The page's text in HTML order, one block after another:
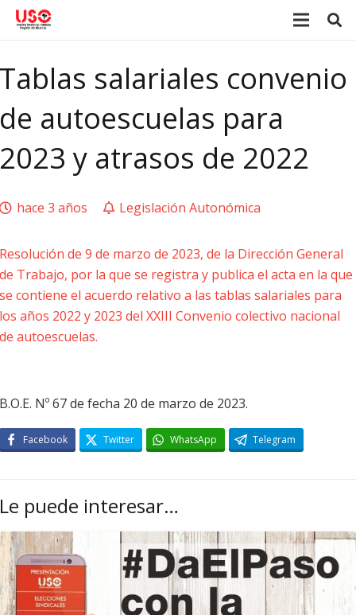
Tablas salariales convenio
de autoescuelas para
2023 y atrasos de 2022
hace 3 años Legislación Autonómica
Resolución de 9 de marzo de 2023, de la Dirección General
de Trabajo, por la que se registra y publica el acta en la que
se contiene el acuerdo relativo a las tablas salariales para
los años 2022 y 2023 del XXIII Convenio colectivo nacional
de autoescuelas.
B.O.E. Nº 67 de fecha 20 de marzo de 2023.
Facebook Twitter WhatsApp Telegram
Le puede interesar…